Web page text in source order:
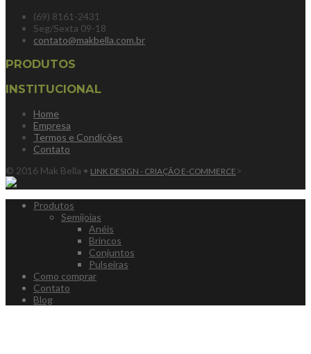
(69) 8161-2431
Seg/Sexta 09-18
contato@makbella.com.br
PRODUTOS
INSTITUCIONAL
Home
Empresa
Termos e Condições
Contato
© 2016 Mak Bella • LINK DESIGN - CRIAÇÃO E-COMMERCE >
Produtos
Semijoias
Anéis
Brincos
Conjuntos
Pulseiras
Como comprar
Contato
Blog